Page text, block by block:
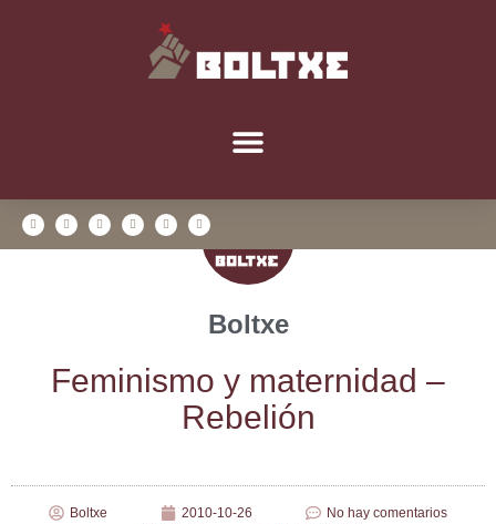
Boltxe
Femi­nis­mo y mater­ni­dad –
Rebelión
Boltxe 2010-10-26
No hay comentarios